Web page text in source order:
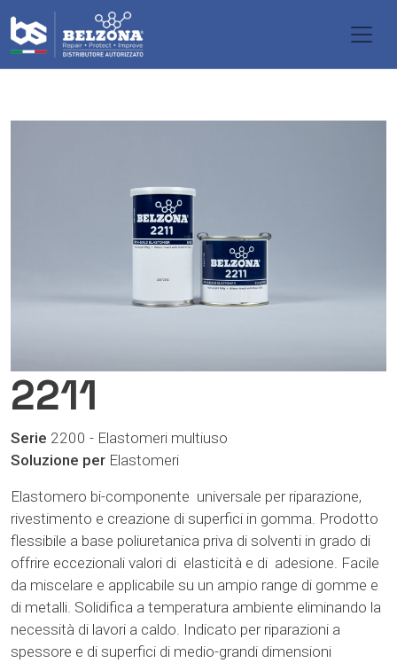
2211
Serie 2200 - Elastomeri multiuso
Soluzione per Elastomeri
Elastomero bi-componente universale per riparazione,
rivestimento e creazione di superfici in gomma. Prodotto
flessibile a base poliuretanica priva di solventi in grado di
offrire eccezionali valori di elasticità e di adesione. Facile
da miscelare e applicabile su un ampio range di gomme e
di metalli. Solidifica a temperatura ambiente eliminando la
necessità di lavori a caldo. Indicato per riparazioni a
spessore e di superfici di medio-grandi dimensioni